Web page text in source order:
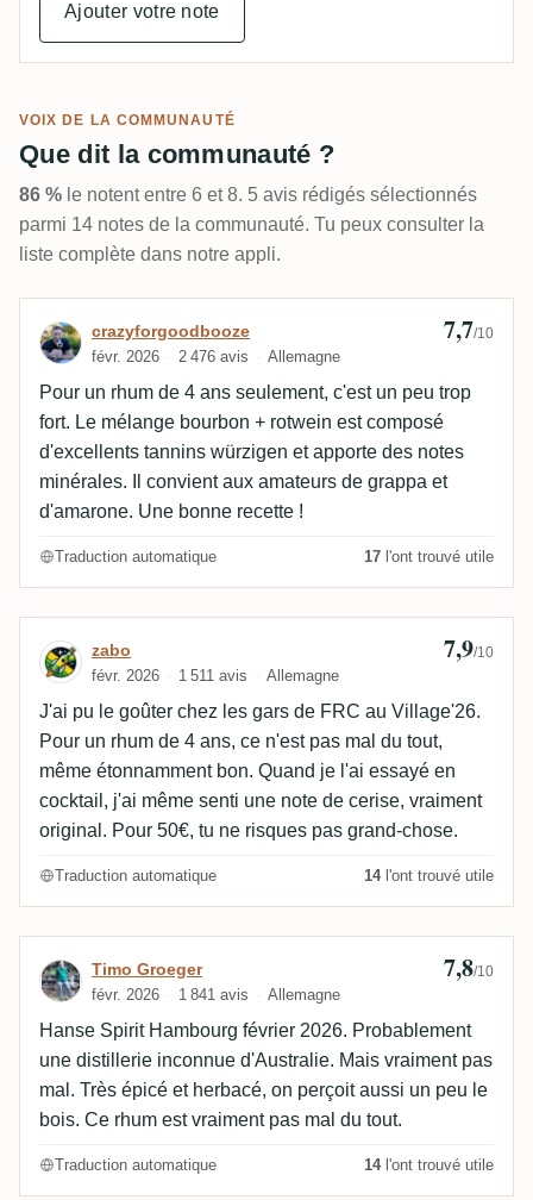
Ajouter votre note
VOIX DE LA COMMUNAUTÉ
Que dit la communauté ?
86 % le notent entre 6 et 8. 5 avis rédigés sélectionnés
parmi 14 notes de la communauté. Tu peux consulter la
liste complète dans notre appli.
Avis de crazyforgoodbooze
crazyforgoodbooze
févr. 2026 2 476 avis Allemagne
7,7/10
Pour un rhum de 4 ans seulement, c'est un peu trop
fort. Le mélange bourbon + rotwein est composé
d'excellents tannins würzigen et apporte des notes
minérales. Il convient aux amateurs de grappa et
d'amarone. Une bonne recette !
Traduction automatique 17 l'ont trouvé utile
Avis de zabo
zabo
févr. 2026 1 511 avis Allemagne
7,9/10
J'ai pu le goûter chez les gars de FRC au Village'26.
Pour un rhum de 4 ans, ce n'est pas mal du tout,
même étonnamment bon. Quand je l'ai essayé en
cocktail, j'ai même senti une note de cerise, vraiment
original. Pour 50€, tu ne risques pas grand-chose.
Traduction automatique 14l'ont trouvé utile
Avis de Timo Groeger
Timo Groeger
févr. 2026 1 841 avis Allemagne
7,8/10
Hanse Spirit Hambourg février 2026. Probablement
une distillerie inconnue d'Australie. Mais vraiment pas
mal. Très épicé et herbacé, on perçoit aussi un peu le
bois. Ce rhum est vraiment pas mal du tout.
Traduction automatique 14l'ont trouvé utile